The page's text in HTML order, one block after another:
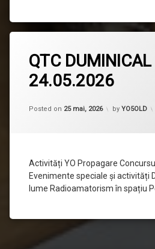
QTC
24.05.2026
Posted on 25 mai, 2026 by YO5OLD
Activități YO Propagare
Evenimente speciale și activități
lume Radioamatorism în spațiu
un
comentariu
la
QTC
755